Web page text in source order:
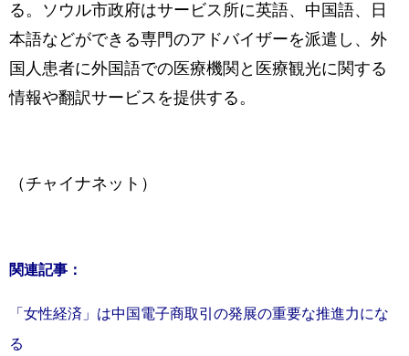
る。ソウル市政府はサービス所に英語、中国語、日
本語などができる専門のアドバイザーを派遣し、外
国人患者に外国語での医療機関と医療観光に関する
情報や翻訳サービスを提供する。
（チャイナネット）
関連記事：
「女性経済」は中国電子商取引の発展の重要な推進力にな
る